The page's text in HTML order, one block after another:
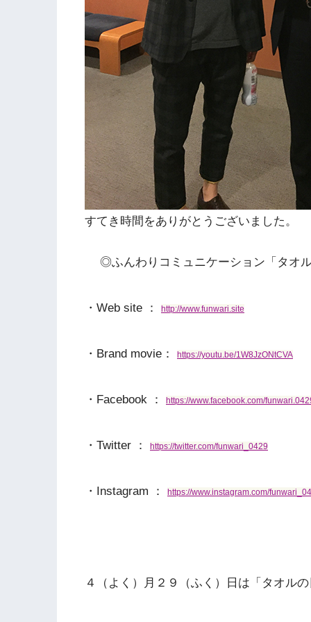
すてき時間をありがとうございました。
◎ふんわりコミュニケーション「タオ
・Web site ： http://www.funwari.site
・Brand movie： https://youtu.be/1W8JzONtCVA
・Facebook ： https://www.facebook.com/
・Twitter ： https://twitter.com/funwari_0429
・Instagram ： https://www.instagram.com/
４（よく）月２９（ふく）日は「タオル